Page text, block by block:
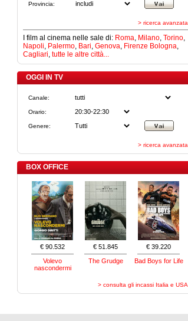
Provincia:
> ricerca avanzata
I film al cinema nelle sale di: Roma, Milano, Torino,
Napoli, Palermo, Bari, Genova, Firenze Bologna,
Cagliari, tutte le altre città...
OGGI IN TV
Canale:
Orario:
Genere:
> ricerca avanzata
BOX OFFICE
€ 90.532
Volevo
nascondermi
€ 51.845
The Grudge
€ 39.220
Bad Boys for Life
> consulta gli incassi Italia e USA